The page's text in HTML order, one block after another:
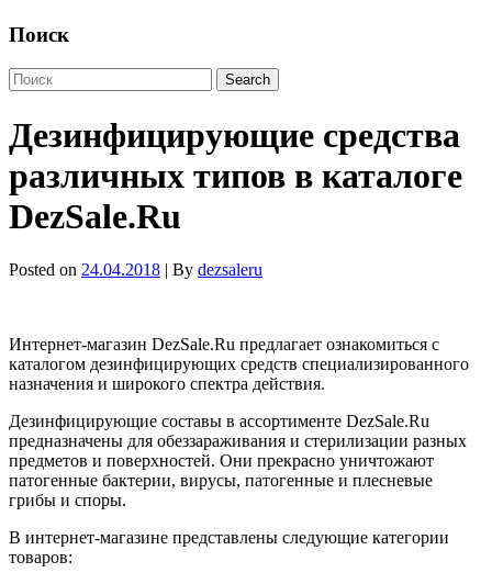
Поиск
Дезинфицирующие средства
различных типов в каталоге
DezSale.Ru
Posted on 24.04.2018 | By dezsaleru
Интернет-магазин DezSale.Ru предлагает ознакомиться с
каталогом дезинфицирующих средств специализированного
назначения и широкого спектра действия.
Дезинфицирующие составы в ассортименте DezSale.Ru
предназначены для обеззараживания и стерилизации разных
предметов и поверхностей. Они прекрасно уничтожают
патогенные бактерии, вирусы, патогенные и плесневые
грибы и споры.
В интернет-магазине представлены следующие категории
товаров: